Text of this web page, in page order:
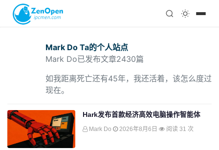
科技
注册
Mark Do Ta的个人站点
Mark Do已发布文章2430篇
如我距离死亡还有45年，我还活着，该怎么度过
现在。
Hark发布首款经济高效电脑操作智能体
Mark Do 2026年8月6日 阅读 31 次